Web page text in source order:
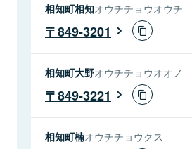
相知町相知オウチチョウオウチ
849-3201
相知町大野オウチチョウオオノ
849-3221
相知町楠オウチチョウクス